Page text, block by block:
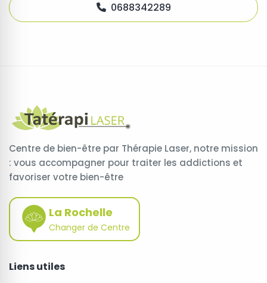
0688342289
Centre de bien-être par Thérapie Laser, notre mission
: vous accompagner pour traiter les addictions et
favoriser votre bien-être
La Rochelle
Changer de Centre
Liens utiles